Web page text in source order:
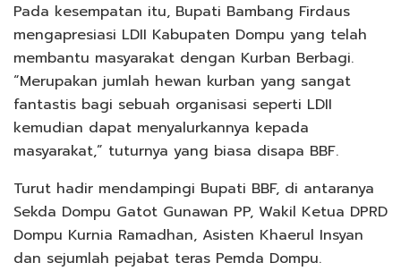
Pada kesempatan itu, Bupati Bambang Firdaus
mengapresiasi LDII Kabupaten Dompu yang telah
membantu masyarakat dengan Kurban Berbagi.
“Merupakan jumlah hewan kurban yang sangat
fantastis bagi sebuah organisasi seperti LDII
kemudian dapat menyalurkannya kepada
masyarakat,” tuturnya yang biasa disapa BBF.
Turut hadir mendampingi Bupati BBF, di antaranya
Sekda Dompu Gatot Gunawan PP, Wakil Ketua DPRD
Dompu Kurnia Ramadhan, Asisten Khaerul Insyan
dan sejumlah pejabat teras Pemda Dompu.